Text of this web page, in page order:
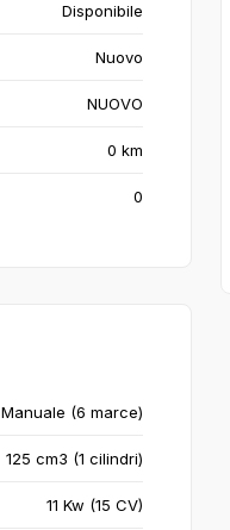
Disponibile
Nuovo
NUOVO
0 km
0
Manuale (6 marce)
125 cm3 (1 cilindri)
11 Kw (15 CV)